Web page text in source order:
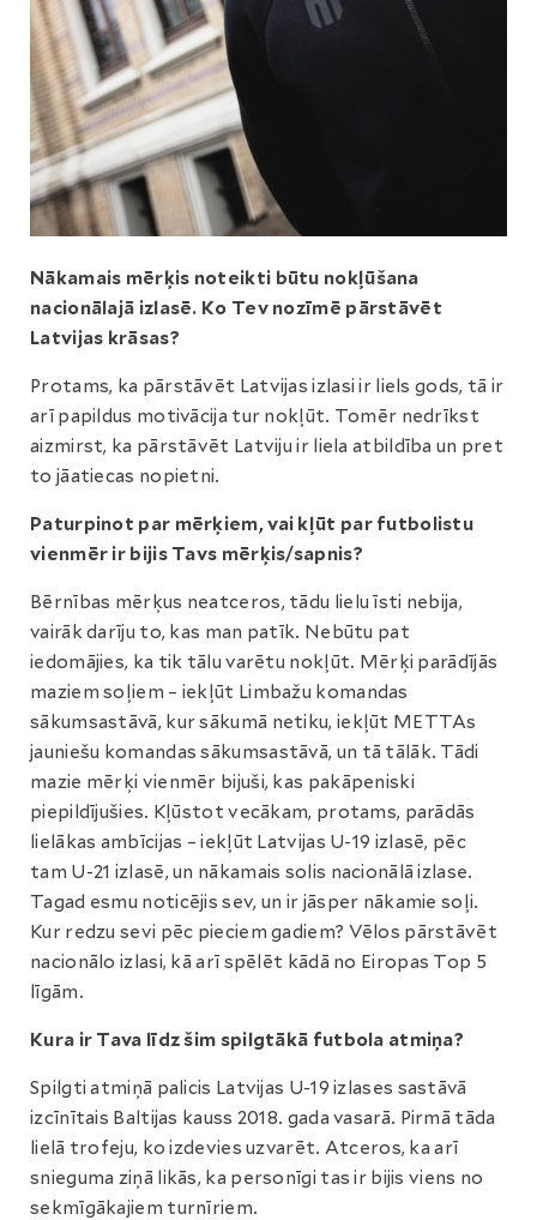
Nākamais mērķis noteikti būtu nokļūšana
nacionālajā izlasē. Ko Tev nozīmē pārstāvēt
Latvijas krāsas?
Protams, ka pārstāvēt Latvijas izlasi ir liels gods, tā ir
arī papildus motivācija tur nokļūt. Tomēr nedrīkst
aizmirst, ka pārstāvēt Latviju ir liela atbildība un pret
to jāatiecas nopietni.
Paturpinot par mērķiem, vai kļūt par futbolistu
vienmēr ir bijis Tavs mērķis/sapnis?
Bērnības mērķus neatceros, tādu lielu īsti nebija,
vairāk darīju to, kas man patīk. Nebūtu pat
iedomājies, ka tik tālu varētu nokļūt. Mērķi parādījās
maziem soļiem – iekļūt Limbažu komandas
sākumsastāvā, kur sākumā netiku, iekļūt METTAs
jauniešu komandas sākumsastāvā, un tā tālāk. Tādi
mazie mērķi vienmēr bijuši, kas pakāpeniski
piepildījušies. Kļūstot vecākam, protams, parādās
lielākas ambīcijas – iekļūt Latvijas U-19 izlasē, pēc
tam U-21 izlasē, un nākamais solis nacionālā izlase.
Tagad esmu noticējis sev, un ir jāsper nākamie soļi.
Kur redzu sevi pēc pieciem gadiem? Vēlos pārstāvēt
nacionālo izlasi, kā arī spēlēt kādā no Eiropas Top 5
līgām.
Kura ir Tava līdz šim spilgtākā futbola atmiņa?
Spilgti atmiņā palicis Latvijas U-19 izlases sastāvā
izcīnītais Baltijas kauss 2018. gada vasarā. Pirmā tāda
lielā trofeju, ko izdevies uzvarēt. Atceros, ka arī
snieguma ziņā likās, ka personīgi tas ir bijis viens no
sekmīgākajiem turnīriem.